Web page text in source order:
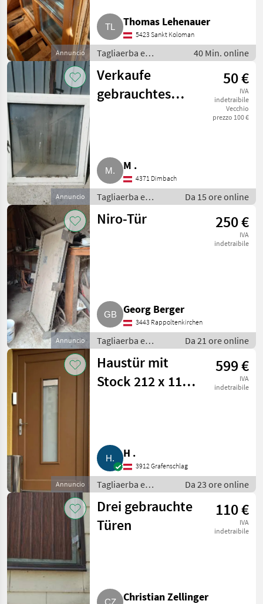
MARKETPLACE
Marketplace
Offerte dei
rivenditori
Annunci
Annuncio
Thomas Lehenauer
5423 Sankt Koloman
Tagliaerba e
macchine da
giardinaggio / Porte e
finestre
40 Min. online
Annuncio
Verkaufe
gebrauchtes
50 €
IVA
indetraibile
Vecchio
prezzo 100 €
M .
4371 Dimbach
Tagliaerba e
macchine da
giardinaggio /
Da 15 ore online
Annuncio
Niro-Tür 250 €
IVA
indetraibile
Georg Berger
3443 Rappoltenkirchen
Tagliaerba e
macchine da
giardinaggio /
Porte e finestre
Da 21 ore online
Annuncio
Haustür mit
Stock 212 x 110 x
599 €
IVA
indetraibile
H .
3912 Grafenschlag
Tagliaerba e
macchine da
giardinaggio /
Porte e finestre
Da 23 ore online
Drei gebrauchte
Türen
110 €
IVA
indetraibile
Christian Zellinger